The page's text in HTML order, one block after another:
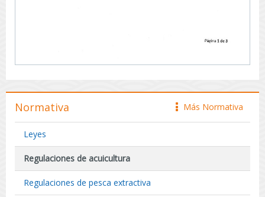
icono
Más Normativa
Normativa
Leyes
Regulaciones de acuicultura
Regulaciones de pesca extractiva